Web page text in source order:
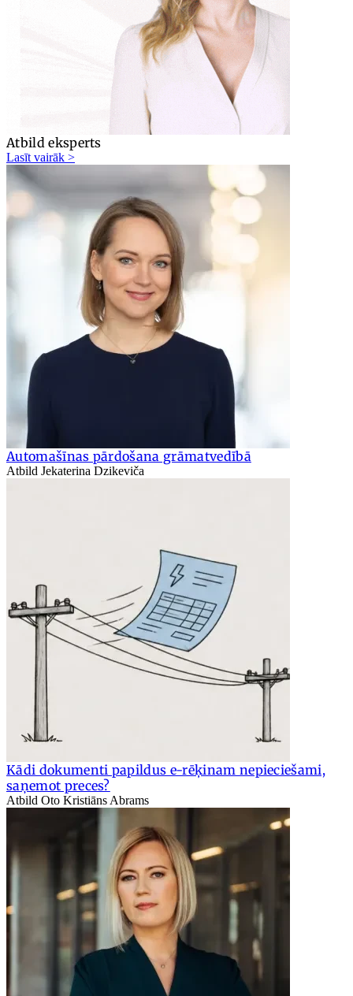
Atbild eksperts
Lasīt vairāk >
Automašīnas pārdošana grāmatvedībā
Atbild Jekaterina Dzikeviča
Kādi dokumenti papildus e-rēķinam nepieciešami,
saņemot preces?
Atbild Oto Kristiāns Abrams